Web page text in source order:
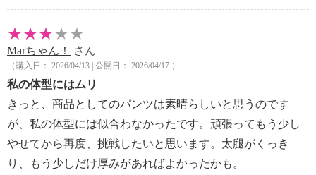
Marちゃん！ さん
（購入日： 2026/04/13 | 公開日： 2026/04/17 ）
私の体型にはムリ
きっと、商品としてのパンツは素晴らしいと思うのです
が、私の体型には似合わなかったです。頑張ってもう少し
やせてから再度、挑戦したいと思います。太腿がくっき
り、もう少しだけ厚みがあればよかったかも。